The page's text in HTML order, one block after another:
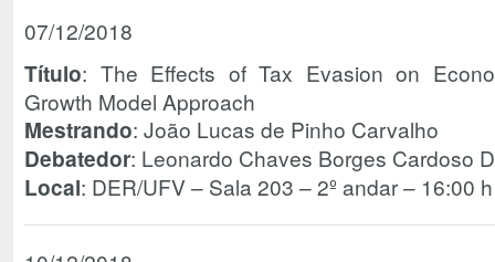
07/12/2018
Título: The Effects of Tax Evasion on
Growth Model Approach
Mestrando: João Lucas de Pinho Carvalho
Debatedor: Leonardo Chaves Borges Cardoso
Local: DER/UFV – Sala 203 – 2º andar – 16:00 h